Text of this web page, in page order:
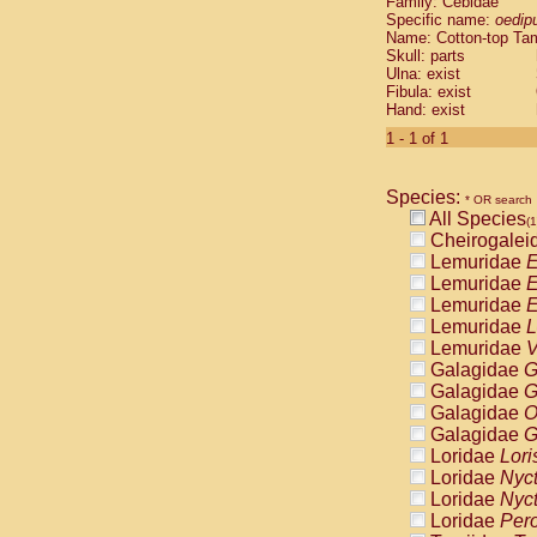
Cebidae
Cebidae
Cebidae
Cebidae
Cebidae
Cebidae
Cebidae
Cebidae
Cebidae
Cebidae
Cebidae
Cebidae
Atelidae
Atelidae
Atelidae
Atelidae
Atelidae
Atelidae
Atelidae
Atelidae
Atelidae
Atelidae
Pitheciidae
Specific name:
Name: Cotton-top
Skull: parts
Ulna: exist
Fibula: exist
Hand: exist
1 - 1 of 1
Species: * OR search
All Species
Lemuridae
Lemuridae
Lemuridae
Lemuridae
Lemuridae
Galagidae
Galagidae
Galagidae
Galagidae
Loridae
Loridae
Loridae
Loridae